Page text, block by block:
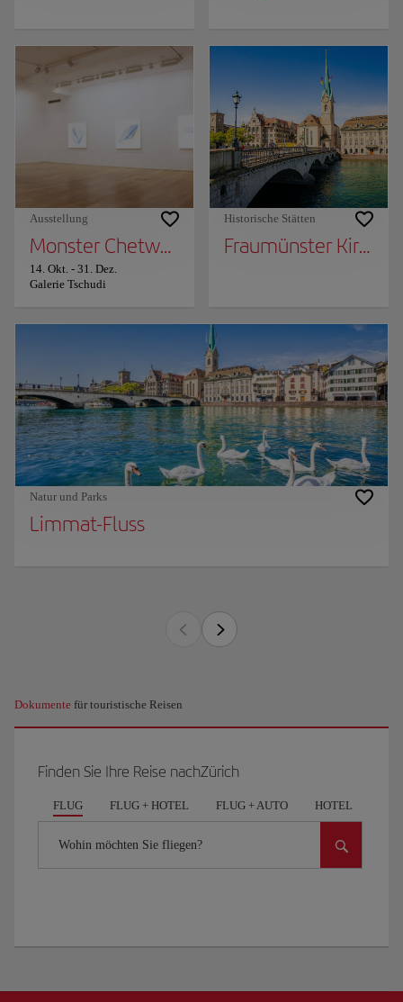
Ausstellung
Monster Chetwynd «Zardoz»
14. Okt. - 31. Dez.
Galerie Tschudi
Historische Stätten
Fraumünster Kirche
Natur und Parks
Limmat-Fluss
Dokumente für touristische Reisen
Finden Sie Ihre Reise nachZürich
FLUG FLUG + HOTEL FLUG + AUTO HOTEL
Wohin möchten Sie fliegen?